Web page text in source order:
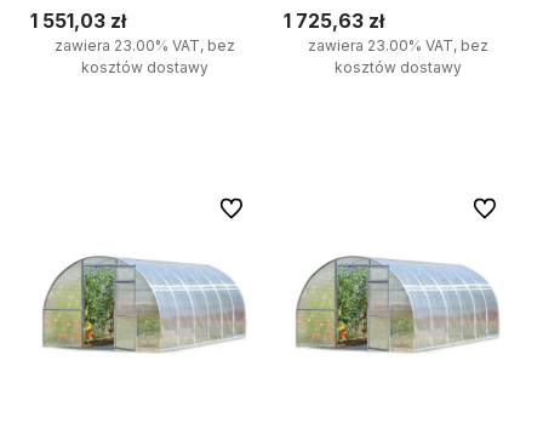
1 551,03 zł
zawiera 23.00% VAT, bez
kosztów dostawy
1 725,63 zł
zawiera 23.00% VAT, bez
kosztów dostawy
Do ulubionych Do